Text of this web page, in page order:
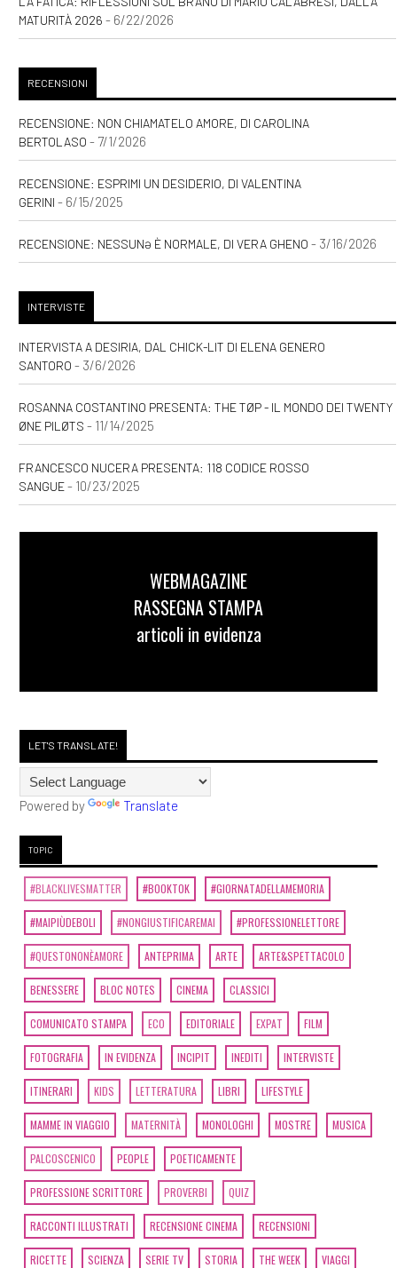
MATURITÀ 2026 - 6/22/2026
RECENSIONI
RECENSIONE: NON CHIAMATELO AMORE, DI CAROLINA
BERTOLASO - 7/1/2026
RECENSIONE: ESPRIMI UN DESIDERIO, DI VALENTINA
GERINI - 6/15/2025
RECENSIONE: NESSUNƏ È NORMALE, DI VERA GHENO - 3/16/2026
INTERVISTE
INTERVISTA A DESIRIA, DAL CHICK-LIT DI ELENA GENERO
SANTORO - 3/6/2026
ROSANNA COSTANTINO PRESENTA: THE TØP - IL MONDO DEI TWENTY
ØNE PILØTS - 11/14/2025
FRANCESCO NUCERA PRESENTA: 118 CODICE ROSSO
SANGUE- 10/23/2025
WEBMAGAZINE
RASSEGNA STAMPA
articoli in evidenza
LET'S TRANSLATE!
Powered by Translate
TOPIC
#BLACKLIVESMATTER #BOOKTOK #GIORNATADELLAMEMORIA
#MAIPIÙDEBOLI #NONGIUSTIFICAREMAI #PROFESSIONELETTORE
#QUESTONONÈAMORE ANTEPRIMA ARTE ARTE&SPETTACOLO
BENESSERE BLOC NOTES CINEMA CLASSICI
COMUNICATO STAMPA ECO EDITORIALE EXPAT FILM
FOTOGRAFIA IN EVIDENZA INCIPIT INEDITI INTERVISTE
ITINERARI KIDS LETTERATURA LIBRI LIFESTYLE
MAMME IN VIAGGIO MATERNITÀ MONOLOGHI MOSTRE MUSICA
PALCOSCENICO PEOPLE POETICAMENTE
PROFESSIONE SCRITTORE PROVERBI QUIZ
RACCONTI ILLUSTRATI RECENSIONE CINEMA RECENSIONI
RICETTE SCIENZA SERIE TV STORIA THE WEEK VIAGGI